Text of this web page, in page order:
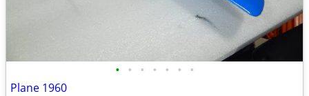
• • • • • • •
Plane 1960